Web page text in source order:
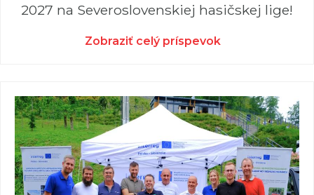
2027 na Severoslovenskiej hasičskej lige!
Zobraziť celý príspevok